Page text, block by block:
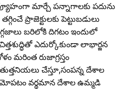
మార్చే పన్నాగాలకు పదును
ప్రాజెక్టులకు పెట్టుబడులు
బరిలోకి దిగటం ఇందులో
ఎదుర్కోకుండా లాభార్జన
మరింత రుజాగ్రస్తం
చేస్తూ,సంపన్న దేశాల
వర్థమాన దేశాల ఉమ్మడి